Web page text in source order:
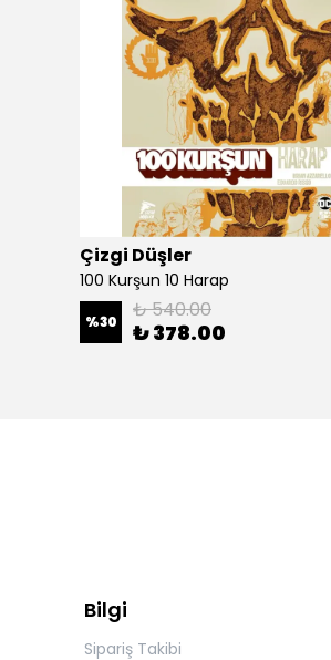
Çizgi Düşler
100 Kurşun 10 Harap
%30 ₺ 540.00
₺ 378.00
Bilgi
Sipariş Takibi